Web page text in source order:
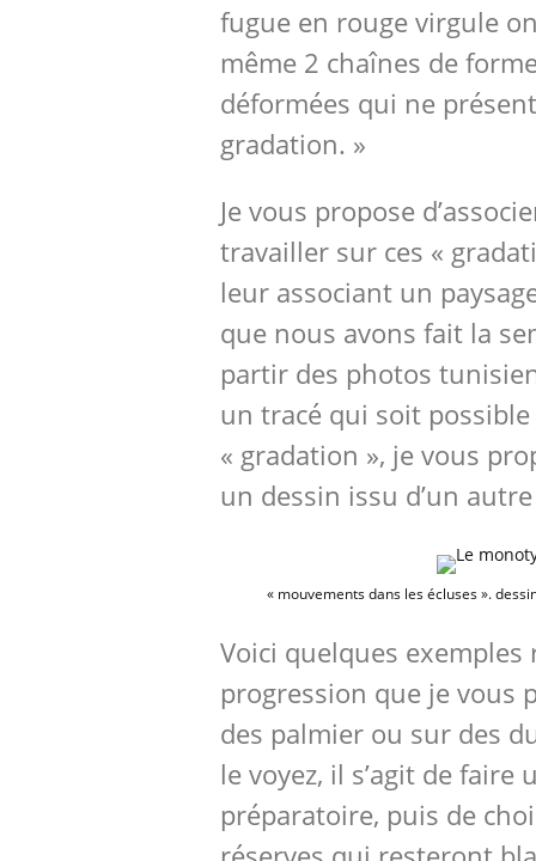
fugue en rouge virgule
même 2 chaînes de
déformées qui ne
gradation. »
Je vous propose
travailler sur ces «
leur associant un
que nous avons fait la
partir des photos
un tracé qui soit
« gradation », je vous
un dessin issu d’un
« mouvements dans les écluses ».
Voici quelques exemples
progression que je vous
des palmier ou sur des
le voyez, il s’agit de faire
préparatoire, puis de